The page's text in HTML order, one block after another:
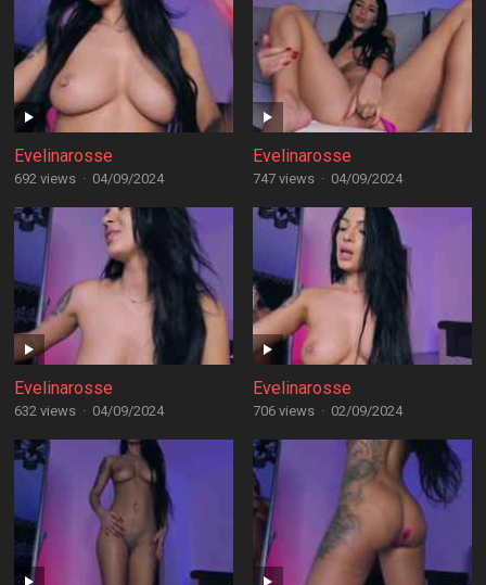
Evelinarosse
692 views · 04/09/2024
Evelinarosse
747 views · 04/09/2024
Evelinarosse
632 views · 04/09/2024
Evelinarosse
706 views · 02/09/2024